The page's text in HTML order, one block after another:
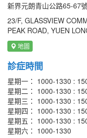
新界元朗青山公路65-67
23/F, GLASSVIEW
PEAK ROAD, YUEN
地圖
診症時間
星期一： 1000-1330 :
星期二： 1000-1330 :
星期三： 1000-1330 :
星期四： 1000-1330 :
星期五： 1000-1330 :
星期六： 1000-1330